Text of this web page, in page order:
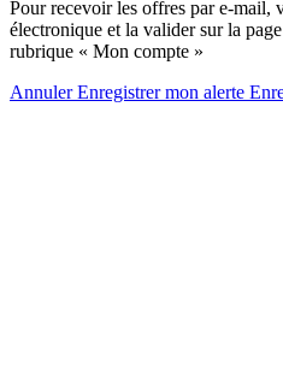
Pour recevoir les offres par e-mail,
électronique et la valider sur la
rubrique « Mon compte »
AnnulerEnregistrer mon alerte